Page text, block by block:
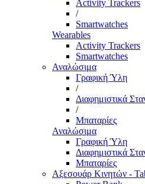
Activity Trackers
/
Smartwatches
Wearables
Activity Trackers
Smartwatches
Αναλώσιμα
Γραφική Ύλη
/
Διαφημιστικά
/
Μπαταρίες
Αναλώσιμα
Γραφική Ύλη
Διαφημιστικά
Μπαταρίες
Αξεσουάρ Κινητών -